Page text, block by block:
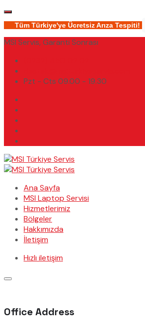
Tüm Türkiye'ye Ücretsiz Arıza Tespiti!
MSI Servis, Garanti Sonrası
Pzt - Cts 09.00 - 19.30
Ana Sayfa
MSI Laptop Servisi
Hizmetlerimiz
Bölgeler
Hakkımızda
İletişim
Hızlı iletişim
Office Address